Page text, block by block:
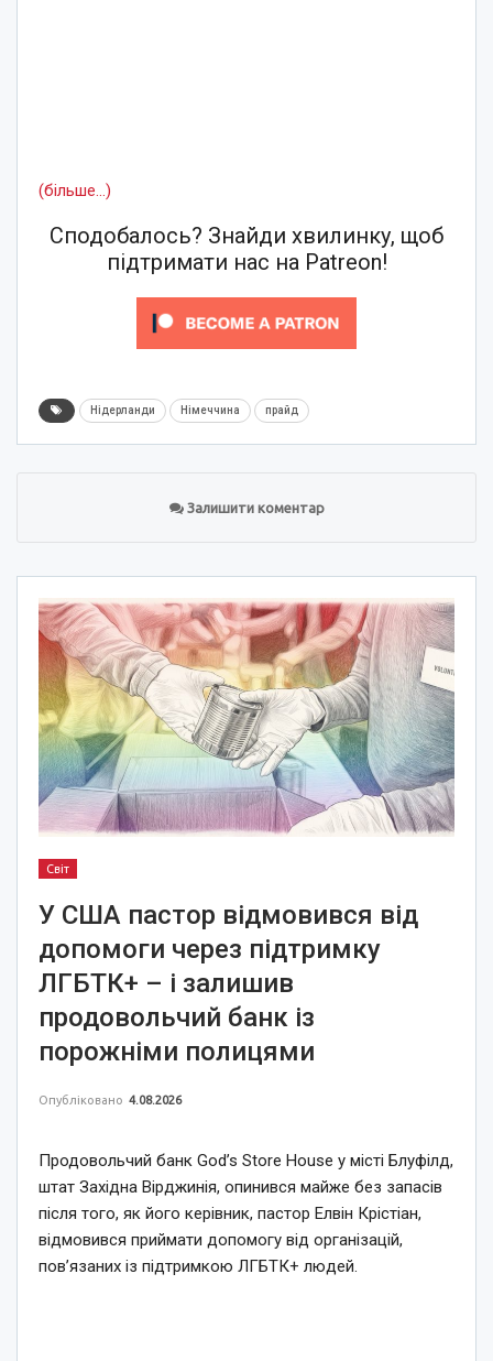
(більше…)
Сподобалось? Знайди хвилинку, щоб
підтримати нас на Patreon!
Нідерланди Німеччина прайд
Залишити коментар
Світ
У США пастор відмовився від
допомоги через підтримку
ЛГБТК+ – і залишив
продовольчий банк із
порожніми полицями
Опубліковано 4.08.2026
Продовольчий банк God’s Store House у місті Блуфілд,
штат Західна Вірджинія, опинився майже без запасів
після того, як його керівник, пастор Елвін Крістіан,
відмовився приймати допомогу від організацій,
пов’язаних із підтримкою ЛГБТК+ людей.